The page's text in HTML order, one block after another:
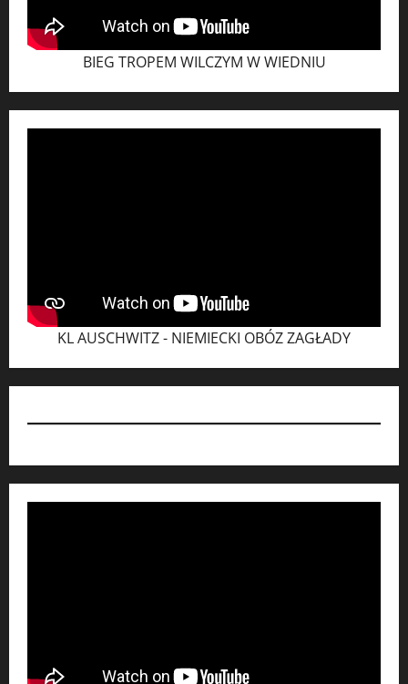
BIEG TROPEM WILCZYM W WIEDNIU
KL AUSCHWITZ - NIEMIECKI OBÓZ ZAGŁADY